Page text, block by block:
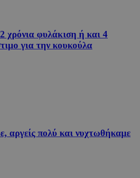
χρόνια φυλάκιση ή και 4
για την κουκούλα
αργείς πολύ και νυχτωθήκαμε